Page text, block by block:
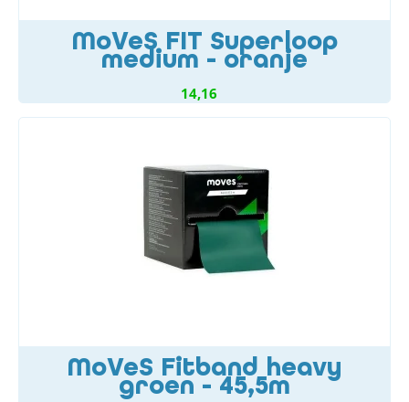
MoVeS FIT Superloop
medium - oranje
14,16
MoVeS Fitband heavy
groen - 45,5m